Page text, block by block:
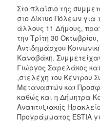
Κέντρο
Κοινότητας
Κοινωνικό
Φαρμακείο
Κοινωνικό
Παντοπωλείο
Ισότητα
των
Φύλων
Υγεία
Στο πλαίσιο της
στο Δίκτυο Πόλεων για
άλλους 11 Δήμους,
την Τρίτη 30
Αντιδημάρχου
Καναβάκη.
Γιώργος Σαρελάκος
,στελέχη του Κέντρου
Μεταναστών και
καθώς και η Δήμητρα
Αναπτυξιακής
Προγράμματος ESTIA